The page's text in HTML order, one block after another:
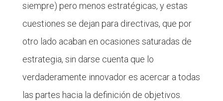
siempre) pero menos estratégicas, y estas
cuestiones se dejan para directivas, que por
otro lado acaban en ocasiones saturadas de
estrategia, sin darse cuenta que lo
verdaderamente innovador es acercar a todas
las partes hacia la definición de objetivos.